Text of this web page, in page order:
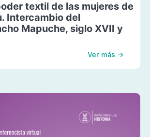
textil de las mujeres de
Intercambio del
Mapuche, siglo XVII y
Ver más →